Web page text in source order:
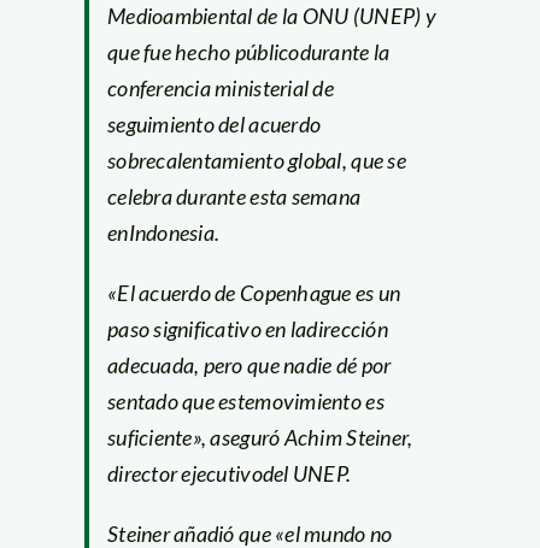
Medioambiental de la ONU (UNEP) y
que fue hecho públicodurante la
conferencia ministerial de
seguimiento del acuerdo
sobrecalentamiento global, que se
celebra durante esta semana
enIndonesia.
«El acuerdo de Copenhague es un
paso significativo en ladirección
adecuada, pero que nadie dé por
sentado que estemovimiento es
suficiente», aseguró Achim Steiner,
director ejecutivodel UNEP.
Steiner añadió que «el mundo no